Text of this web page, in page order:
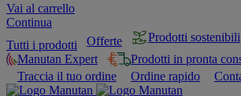
Vai al carrello
Continua
Tutti i prodotti
Offerte
Prodotti sostenibili
Manutan Expert
Prodotti in pronta
Traccia il tuo ordine
Ordine rapido